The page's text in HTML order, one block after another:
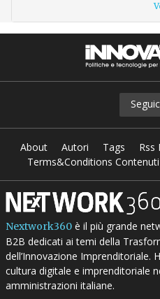
About Autori Tags Rss
Terms&Conditions
Nextwork360è il più grande
B2B dedicati ai temi della
dell’Innovazione Imprenditoriale.
cultura digitale e imprenditoriale
amministrazioni italiane.